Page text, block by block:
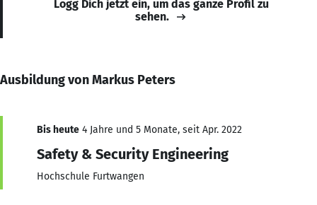
Logg Dich jetzt ein, um das ganze Profil zu
sehen.
Ausbildung von Markus Peters
Bis heute 4 Jahre und 5 Monate, seit Apr. 2022
Safety & Security Engineering
Hochschule Furtwangen